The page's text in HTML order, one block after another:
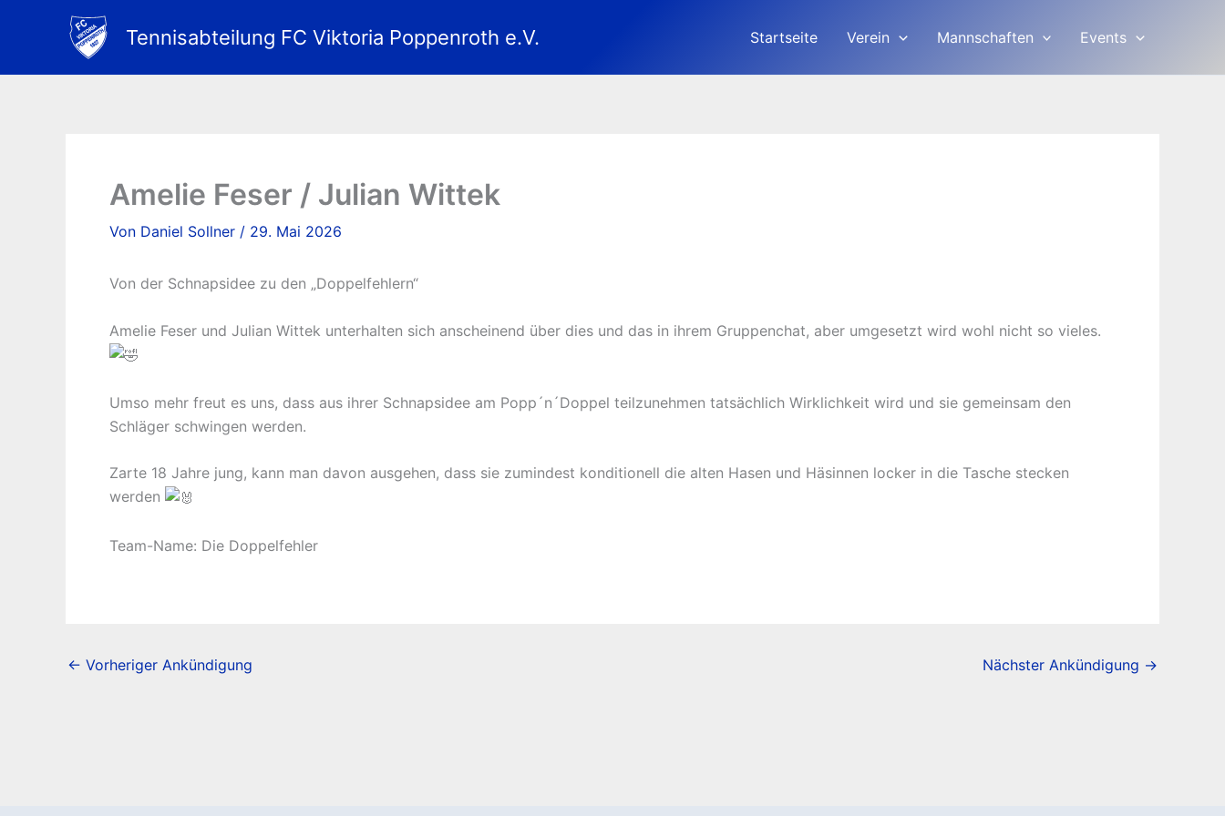
Tennisabteilung FC Viktoria Poppenroth e.V. Startseite Verein Mannschaften Events
Amelie Feser / Julian Wittek
Von Daniel Sollner / 29. Mai 2026
Von der Schnapsidee zu den „Doppelfehlern“
Amelie Feser und Julian Wittek unterhalten sich anscheinend über dies und das in ihrem Gruppenchat, aber umgesetzt wird wohl nicht so vieles.
Umso mehr freut es uns, dass aus ihrer Schnapsidee am Popp´n´Doppel teilzunehmen tatsächlich Wirklichkeit wird und sie gemeinsam den
Schläger schwingen werden.
Zarte 18 Jahre jung, kann man davon ausgehen, dass sie zumindest konditionell die alten Hasen und Häsinnen locker in die Tasche stecken
werden
Team-Name: Die Doppelfehler
← Vorheriger Ankündigung Nächster Ankündigung →